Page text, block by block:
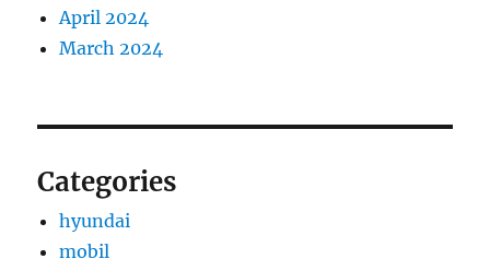
April 2024
March 2024
Categories
hyundai
mobil